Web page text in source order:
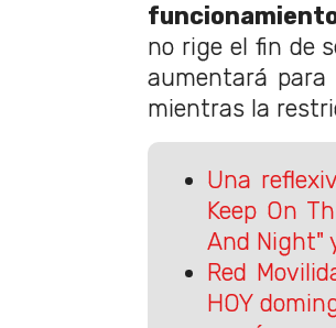
no rige el fin de
aumentará para
mientras la
Una
Keep On
And Night"
Red
HOY